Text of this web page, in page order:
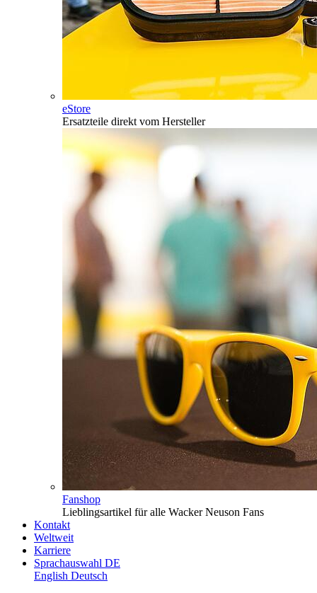
eStore
Ersatzteile direkt vom Hersteller
Fanshop
Lieblingsartikel für alle Wacker Neuson Fans
Kontakt
Weltweit
Karriere
Sprachauswahl DE
English Deutsch